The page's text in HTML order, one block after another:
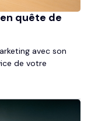
quête de
avec son
de votre